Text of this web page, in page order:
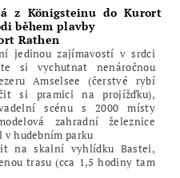
z Königsteinu do Kurort
během plavby
Rathen
jedinou zajímavostí v srdci
si vychutnat nenáročnou
Amselsee (čerstvé rybí
si pramici na projížďku),
scénu s 2000 místy
zahradní železnice
v hudebním parku
na skalní vyhlídku Bastei,
trasu (cca 1,5 hodiny tam